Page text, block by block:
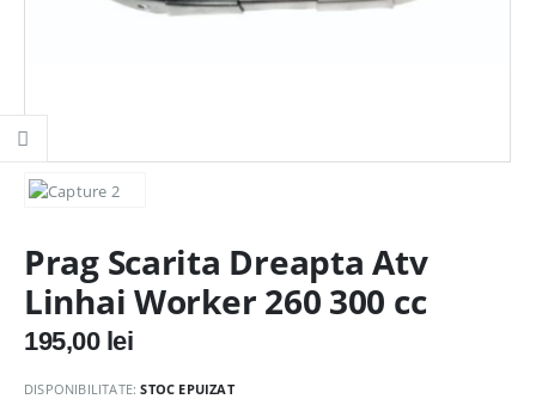
Prag Scarita Dreapta Atv
Linhai Worker 260 300 cc
195,00 lei
DISPONIBILITATE:STOC EPUIZAT